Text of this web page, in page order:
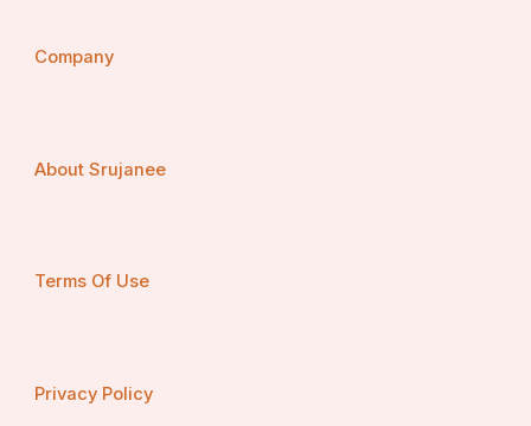
Company
About Srujanee
Terms Of Use
Privacy Policy